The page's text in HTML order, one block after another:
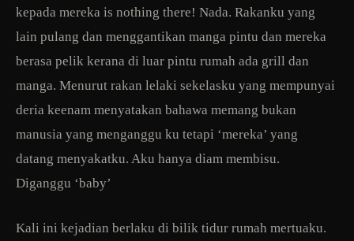
kepada mereka is nothing there! Nada. Rakanku yang
lain pulang dan menggantikan manga pintu dan mereka
berasa pelik kerana di luar pintu rumah ada grill dan
manga. Menurut rakan lelaki sekelasku yang mempunyai
deria keenam menyatakan bahawa memang bukan
manusia yang menganggu ku tetapi ‘mereka’ yang
datang menyakatku. Aku hanya diam membisu.
Diganggu ‘baby’
Kali ini kejadian berlaku di bilik tidur rumah mertuaku.